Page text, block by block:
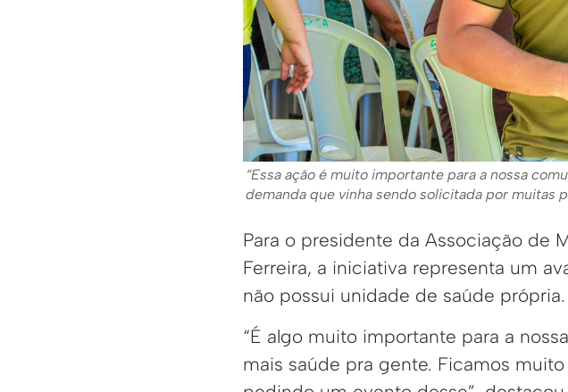
“Essa ação é muito importante para a nossa
demanda que vinha sendo solicitada por muitas
Para o presidente da Associação de
Ferreira, a iniciativa representa um
não possui unidade de saúde própria.
“É algo muito importante para a
mais saúde pra gente. Ficamos